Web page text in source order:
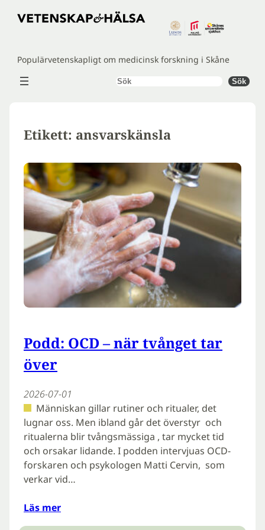
Hoppa
Populärvetenskapligt om medicinsk forskning i Skåne
Sök Sök
Etikett: ansvarskänsla
Podd: OCD – när tvånget tar
över
2026-07-01
Människan gillar rutiner och ritualer, det
lugnar oss. Men ibland går det överstyr och
ritualerna blir tvångsmässiga , tar mycket tid
och orsakar lidande. I podden intervjuas OCD-
forskaren och psykologen Matti Cervin, som
verkar vid…
Läs mer